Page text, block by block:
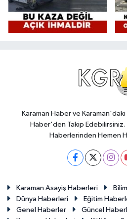
Karaman Haber ve Karaman'daki
Haber'den Takip Edebilirsiniz.
Haberlerinden Hemen
Karaman Asayiş Haberleri
Dünya Haberleri
Eğitim
Genel Haberler
Güncel